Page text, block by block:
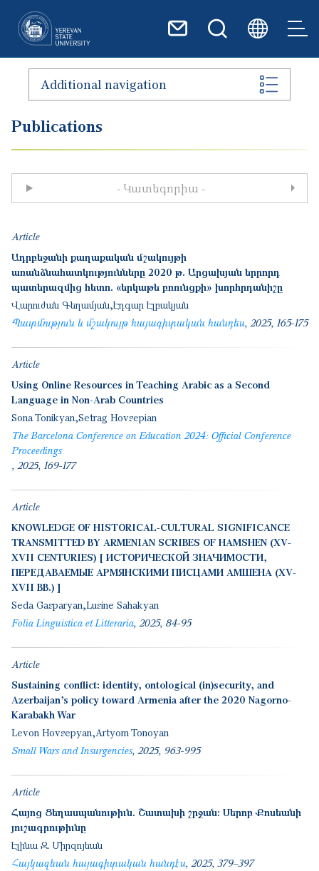
Additional navigation
Publications
- Կատեգորիա -
Article
Ադրբեջանի քաղաքական մշակույթի
առանձնահատկությունները 2020 թ. Արցախյան երրորդ
պատերազմից հետո. «երկաթե բռունցքի» խորհրդանիշը
Վարուժան Գեղամյան Էդգար Էլբակյան
Պատմություն և մշակույթ հայագիտական հանդես 2025 165-175
Article
Using Online Resources in Teaching Arabic as a Second
Language in Non-Arab Countries
Sona Tonikyan Setrag Hovsepian
The Barcelona Conference on Education 2024: Official Conference
Proceedings
2025 169-177
Article
KNOWLEDGE OF HISTORICAL-CULTURAL SIGNIFICANCE
TRANSMITTED BY ARMENIAN SCRIBES OF HAMSHEN (XV-
XVII CENTURIES) [ ИСТОРИЧЕСКОЙ ЗНАЧИМОСТИ,
ПЕРЕДАВАЕМЫЕ АРМЯНСКИМИ ПИСЦАМИ АМШЕНА (XV-
XVII ВВ.) ]
Seda Gasparyan Lusine Sahakyan
Folia Linguistica et Litteraria 2025 84-95
Article
Sustaining conflict: identity, ontological (in)security, and
Azerbaijan’s policy toward Armenia after the 2020 Nagorno-
Karabakh War
Levon Hovsepyan Artyom Tonoyan
Small Wars and Insurgencies 2025 963-995
Article
Հայոց Ցեղասպանութիւն. Շատախի շրջան։ Սերոբ Քոսեանի
յուշագրութիւնը
Էլինա Զ. Միրզոյեան
Հայկազեան հայագիտական հանդէս 2025 379–397